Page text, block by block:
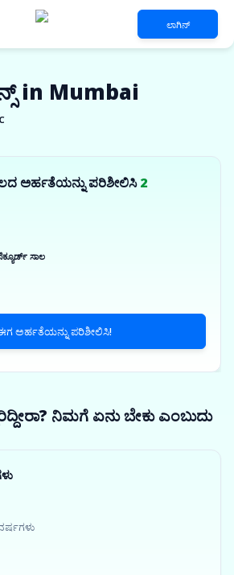
ಲಾಗಿನ್
in Mumbai
ಅರ್ಹತೆಯನ್ನು ಪರಿಶೀಲಿಸಿ2
ಸಾಲ
ಅರ್ಹತೆಯನ್ನು ಪರಿಶೀಲಿಸಿ!
ನಿಮಗೆ ಏನು ಬೇಕು ಎಂಬುದು